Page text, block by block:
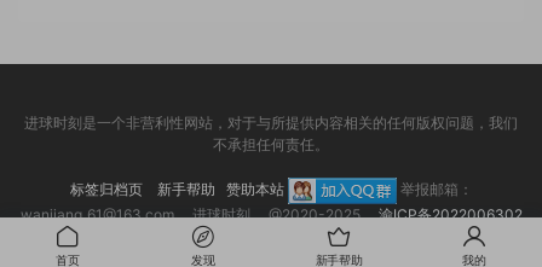
进球时刻是一个非营利性网站，对于与所提供内容相关的任何版权问题，我们
不承担任何责任。
标签归档页 新手帮助 赞助本站
举报邮箱：
wanjiang_61@163.com 进球时刻 @2020-2025渝ICP备2022006302
首页 发现 新手帮助 我的